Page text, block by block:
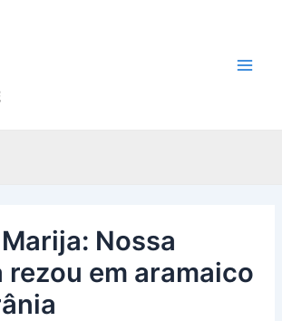
Nossa
rezou em aramaico